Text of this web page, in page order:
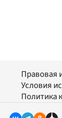
Правовая
Условия
Политика